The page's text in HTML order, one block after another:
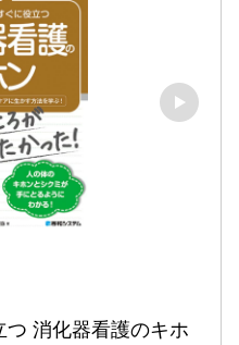
消化器看護のキホ